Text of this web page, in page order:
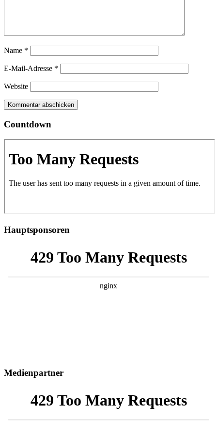
Name *
E-Mail-Adresse *
Website
Countdown
Hauptsponsoren
Medienpartner